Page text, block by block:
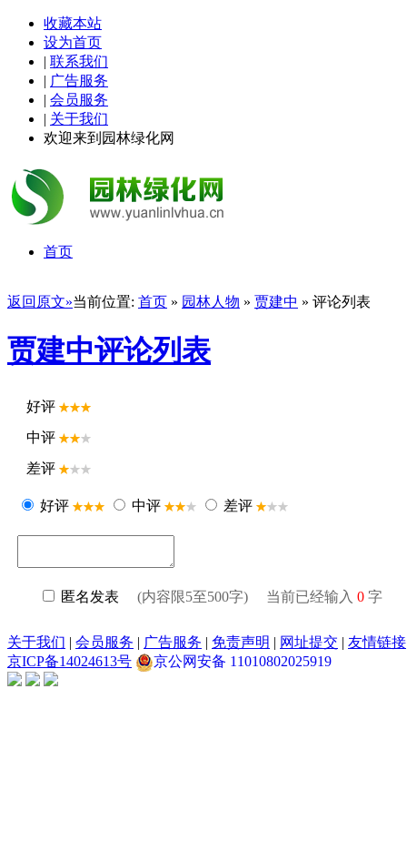
收藏本站
设为首页
| 联系我们
| 广告服务
| 会员服务
| 关于我们
欢迎来到园林绿化网
首页
返回原文»当前位置: 首页 » 园林人物 » 贾建中 » 评论列表
贾建中评论列表
好评
中评
差评
好评 中评 差评
匿名发表 (内容限5至500字) 当前已经输入 0 字
关于我们 | 会员服务 | 广告服务 | 免责声明 | 网址提交 | 友情链接
京ICP备14024613号
京公网安备 11010802025919